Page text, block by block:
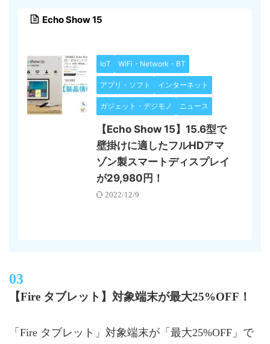
Echo Show 15
IoT WiFi・Network・BT
アプリ・ソフト インターネット
ガジェット・デジモノ ニュース
【Echo Show 15】15.6型で
壁掛けに適したフルHDアマ
ゾン製スマートディスプレイ
が29,980円！
2022/12/9
【Fire タブレット】対象端末が最大25%OFF！
「Fire タブレット」対象端末が「最大25%OFF」で